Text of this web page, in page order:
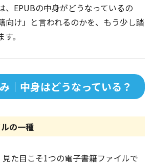
、EPUBの中身がどうなっているの
向け」と言われるのかを、もう少し踏
。
｜中身はどうなっている？
の一種
た目こそ1つの電子書籍ファイルで